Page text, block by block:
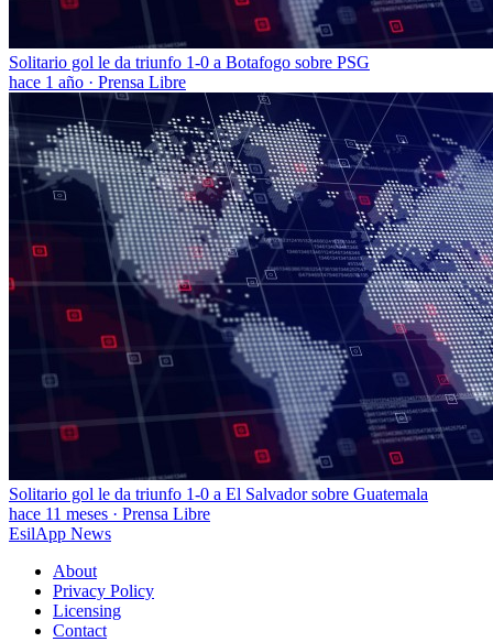
Solitario gol le da triunfo 1-0 a Botafogo sobre PSG
hace 1 año · Prensa Libre
Solitario gol le da triunfo 1-0 a El Salvador sobre Guatemala
hace 11 meses · Prensa Libre
EsilApp News
About
Privacy Policy
Licensing
Contact